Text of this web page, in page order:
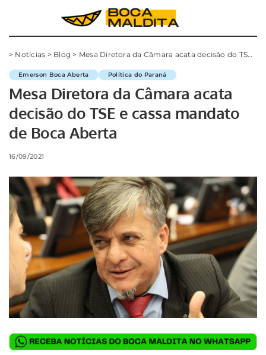
> Notícias > Blog > Mesa Diretora da Câmara acata decisão do TSE e cassa mandato de Boca Aberta
Emerson Boca Aberta Política do Paraná
Mesa Diretora da Câmara acata
decisão do TSE e cassa mandato
de Boca Aberta
16/09/2021